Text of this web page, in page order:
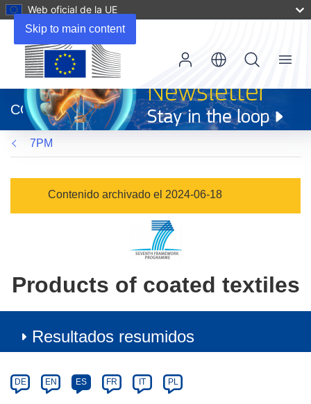
Skip to main content
Web oficial de la UE
abrirá
en
una
nueva
ventana)
CORDIS
Menu
7PM
Contenido archivado el 2024-06-18
Products of coated textiles
Resultados resumidos
Category
Article
available
DE EN ES FR IT PL